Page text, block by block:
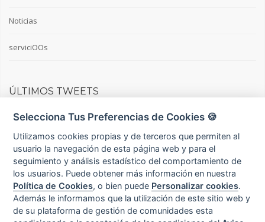
Selecciona Tus Preferencias de Cookies 🍪
Utilizamos cookies propias y de terceros que permiten al
usuario la navegación de esta página web y para el
seguimiento y análisis estadístico del comportamiento de
los usuarios. Puede obtener más información en nuestra
Política de Cookies, o bien puede Personalizar cookies.
Además le informamos que la utilización de este sitio web y
de su plataforma de gestión de comunidades esta
Noticias
serviciOOs
ÚLTIMOS TWEETS
Tweets por @Terraminium
© 2022 Terraminium S.L. - CIF: B92999341. Todos los derechos
reservados. C/ Iván Pavlov, 8 bloque 2, 1ºE - 29590 Málaga
Registro Mercantil: Málaga Tomo: 4649 Libro: 3557 Folio: 73 Hoja:
MA101565 Inscripción: 1ª Fecha Registro: 26/05/2009